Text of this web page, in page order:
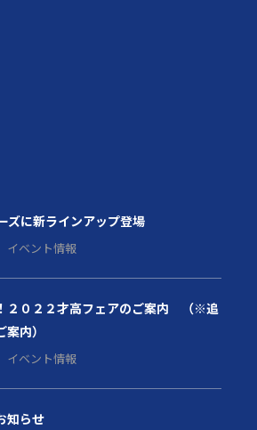
ズに新ラインアップ登場
イベント情報
２０２２才高フェアのご案内 （※追
内）
イベント情報
知らせ